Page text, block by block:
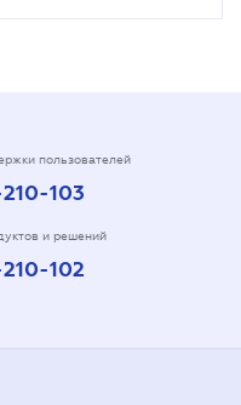
пользователей
103
и решений
102